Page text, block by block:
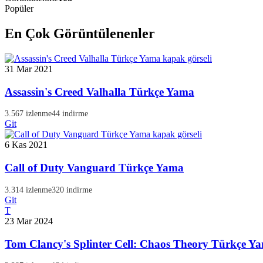
Popüler
En Çok Görüntülenenler
31 Mar 2021
Assassin's Creed Valhalla Türkçe Yama
3.567 izlenme44 indirme
Git
6 Kas 2021
Call of Duty Vanguard Türkçe Yama
3.314 izlenme320 indirme
Git
T
23 Mar 2024
Tom Clancy's Splinter Cell: Chaos Theory Türkçe